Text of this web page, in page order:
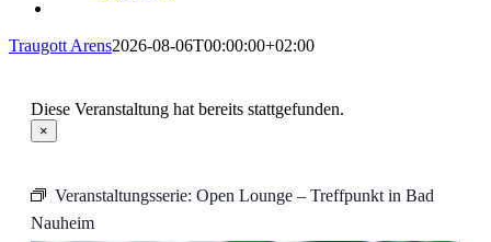
Traugott Arens2026-08-06T00:00:00+02:00
Diese Veranstaltung hat bereits stattgefunden.
×
Veranstaltungsserie: Open Lounge – Treffpunkt in Bad
Nauheim